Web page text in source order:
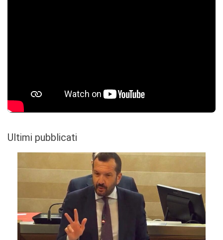
Ultimi pubblicati